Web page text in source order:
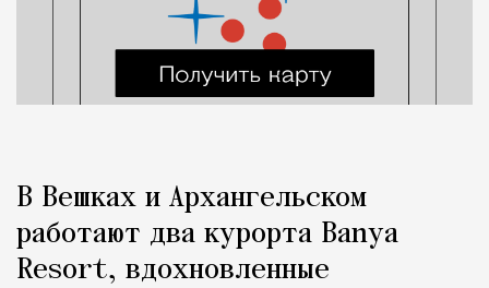
В Вешках и Архангельском
работают два курорта Banya
Resort, вдохновленные